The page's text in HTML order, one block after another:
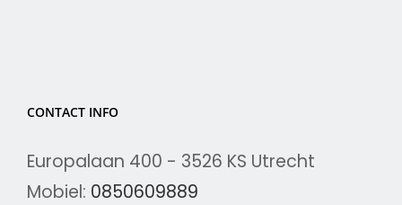
CONTACT INFO
Europalaan 400 - 3526 KS Utrecht
Mobiel: 0850609889